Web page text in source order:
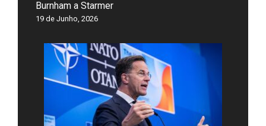
Burnham a Starmer
19 de Junho, 2026